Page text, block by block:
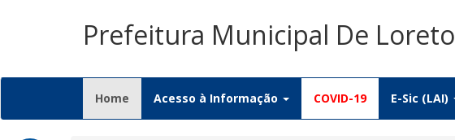
Prefeitura Municipal De Loreto
Home (current)
Acesso à Informação COVID-19 E-Sic (LAI)